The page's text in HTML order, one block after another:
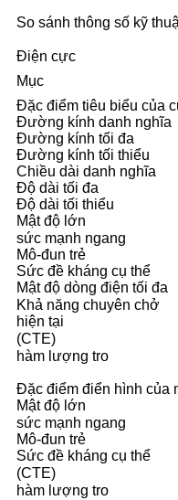
So sánh thông số kỹ
Điện cực
Mục
Đặc điểm tiêu biểu của
Đường kính danh nghĩa
Đường kính tối đa
Đường kính tối thiểu
Chiều dài danh nghĩa
Độ dài tối đa
Độ dài tối thiểu
Mật độ lớn
sức mạnh ngang
Mô-đun trẻ
Sức đề kháng cụ thể
Mật độ dòng điện tối đa
Khả năng chuyên chở
hiện tại
(CTE)
hàm lượng tro
Đặc điểm điển hình của
Mật độ lớn
sức mạnh ngang
Mô-đun trẻ
Sức đề kháng cụ thể
(CTE)
hàm lượng tro